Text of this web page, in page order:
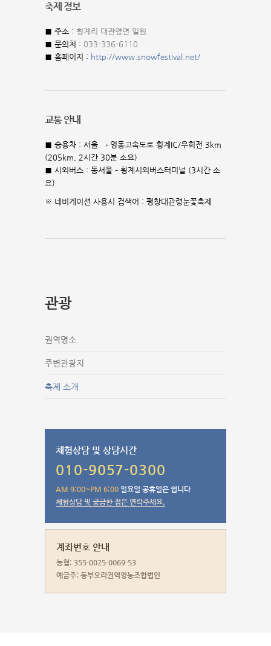
축제 정보
■ 주소 : 횡계리 대관령면 일원
■ 문의처 : 033-336-6110
■ 홈페이지 : http://www.snowfestival.net/
교통 안내
■ 승용차 : 서울 → 영동고속도로 횡계IC/우회전 3km
(205km, 2시간 30분 소요)
■ 시외버스 : 동서울 – 횡계시외버스터미널 (3시간 소
요)
※ 네비게이션 사용시 검색어 : 평창대관령눈꽃축제
관광
권역명소
주변관광지
축제 소개
체험상담 및 상담시간
010-9057-0300
AM 9:00~PM 6:00 일요일 공휴일은 쉽니다
체험상담 및 궁금한 점은 연락주세요.
계좌번호 안내
농협: 355-0025-0069-53
예금주: 동부오리권역영농조합법인